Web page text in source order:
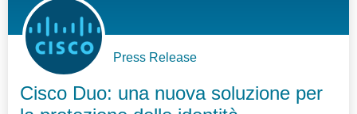
Press Release
Cisco Duo: una nuova soluzione per